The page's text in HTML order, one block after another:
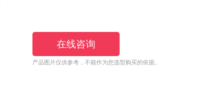
在线咨询
产品图片仅供参考，不能作为您选型购买的依据。